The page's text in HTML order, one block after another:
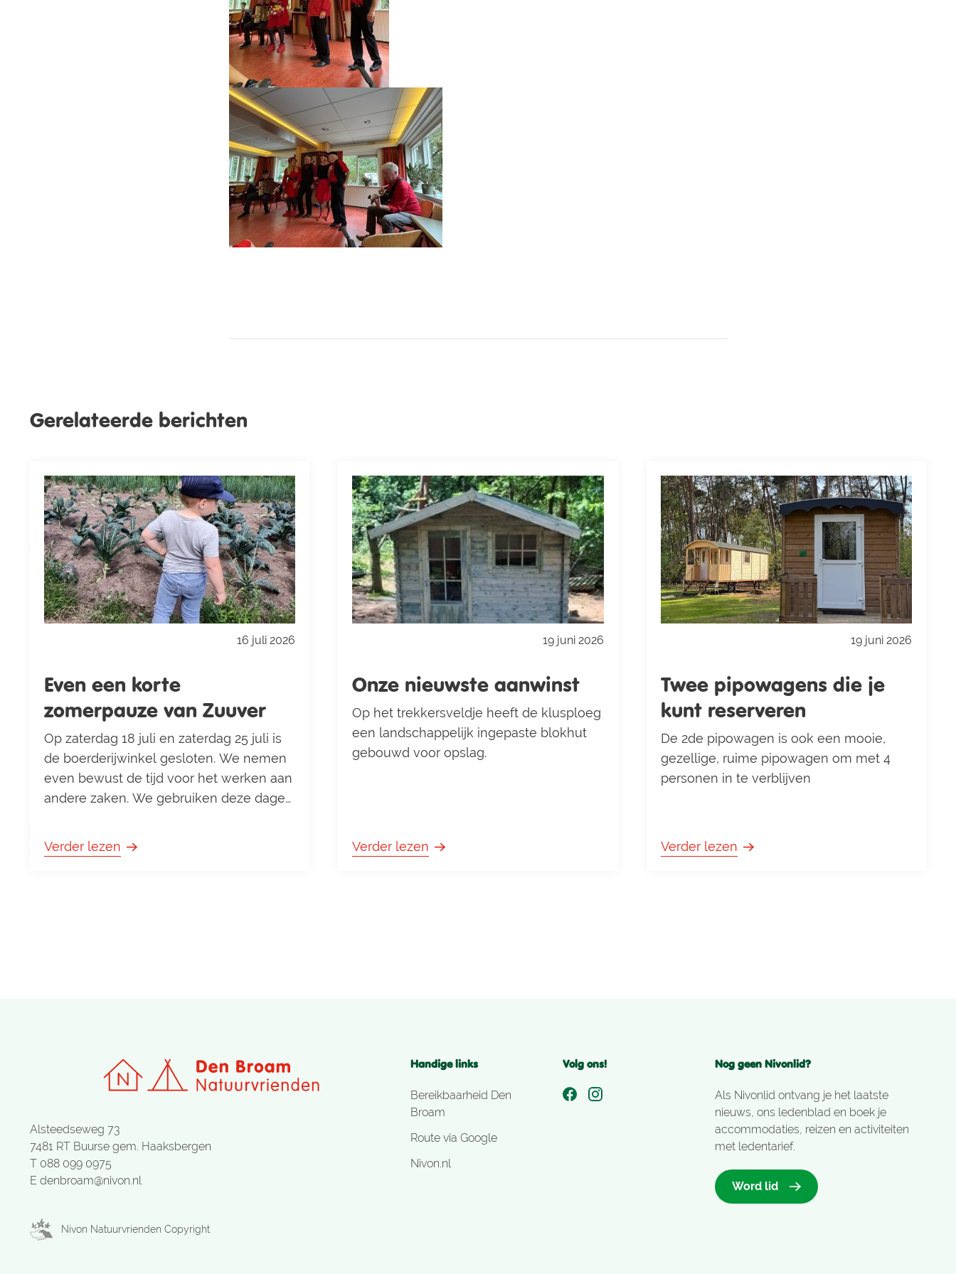
Gerelateerde berichten
16 juli 2026
Even een korte
zomerpauze van Zuuver
Op zaterdag 18 juli en zaterdag 25 juli is
de boerderijwinkel gesloten. We nemen
even bewust de tijd voor het werken aan
andere zaken. We gebruiken deze dagen
werken en plannen te maken, zodat we
jullie ook de komende tijd weer kunnen
Verder lezen
19 juni 2026
Onze nieuwste aanwinst
Op het trekkersveldje heeft de klusploeg
een landschappelijk ingepaste blokhut
gebouwd voor opslag.
Verder lezen
19 juni 2026
Twee pipowagens die je
kunt reserveren
De 2de pipowagen is ook een mooie,
gezellige, ruime pipowagen om met 4
personen in te verblijven
Verder lezen
Alsteedseweg 73
7481 RT Buurse gem. Haaksbergen
T 088 099 0975
E denbroam@nivon.nl
Nivon Natuurvrienden Copyright
Handige links
Bereikbaarheid Den
Broam
Route via Google
Nivon.nl
Volg ons! Nog geen Nivonlid?
Als Nivonlid ontvang je het laatste
nieuws, ons ledenblad en boek je
accommodaties, reizen en activiteiten
met ledentarief.
Word lid